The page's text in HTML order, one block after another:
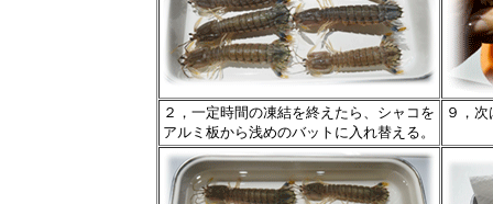
２，一定時間の凍結を終えたら、シャコを
アルミ板から浅めのバットに入れ替える。
９，